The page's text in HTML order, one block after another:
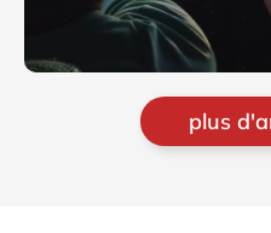
plus